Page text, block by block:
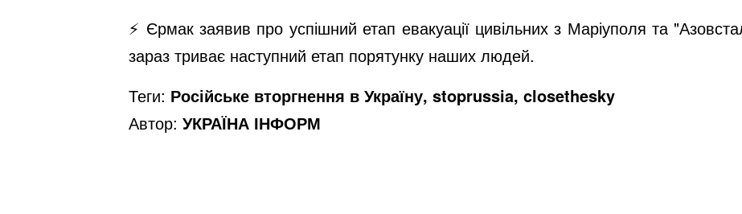
⚡️ Єрмак заявив про успішний етап евакуації цивільних з Маріуполя та
зараз триває наступний етап порятунку наших людей.
Теги: Російське вторгнення в Україну, stoprussia, closethesky
Автор: УКРАЇНА ІНФОРМ